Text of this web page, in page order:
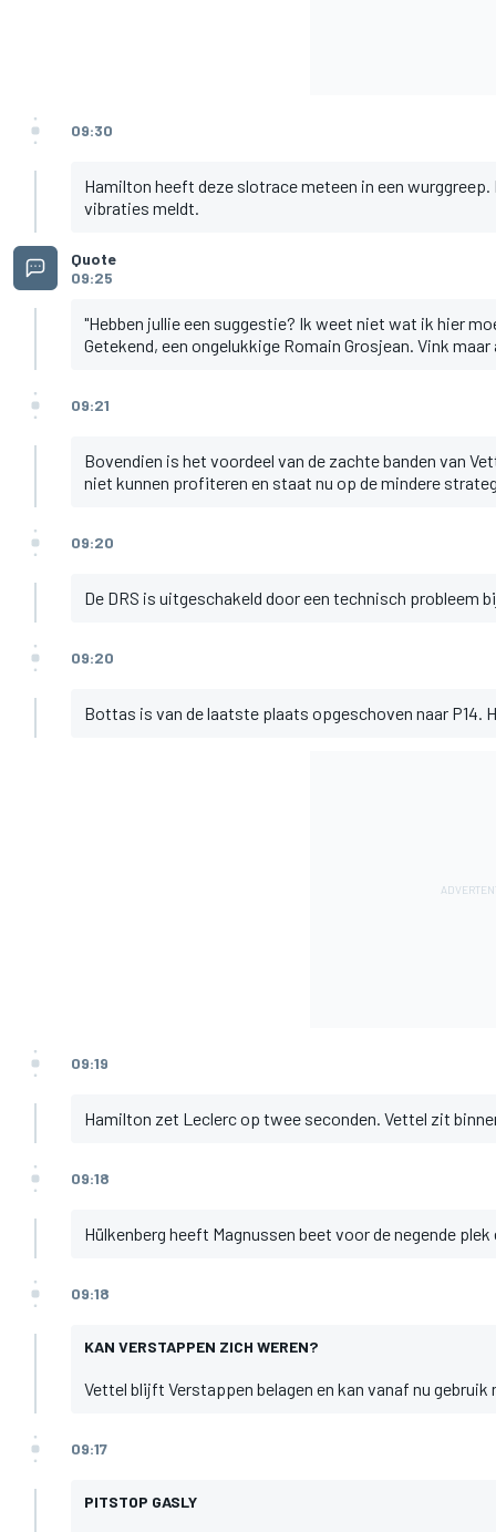
09:30
Hamilton heeft deze slotrace meteen in een
vibraties meldt.
Quote
09:25
"Hebben jullie een suggestie? Ik weet niet wat ik hier
Getekend, een ongelukkige Romain Grosjean. Vink
09:21
Bovendien is het voordeel van de zachte banden van
niet kunnen profiteren en staat nu op de mindere
09:20
De DRS is uitgeschakeld door een technisch probleem
09:20
Bottas is van de laatste plaats opgeschoven naar P14.
09:19
Hamilton zet Leclerc op twee seconden. Vettel zit
09:18
Hülkenberg heeft Magnussen beet voor de negende
09:18
KAN VERSTAPPEN ZICH WEREN?
Vettel blijft Verstappen belagen en kan vanaf nu gebruik
09:17
PITSTOP GASLY